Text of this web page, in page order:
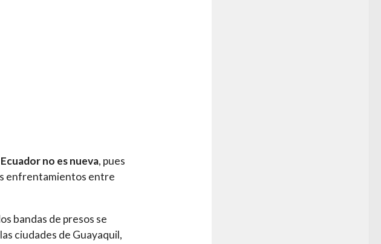
no es nueva, pues
enfrentamientos entre
bandas de presos se
ciudades de Guayaquil,